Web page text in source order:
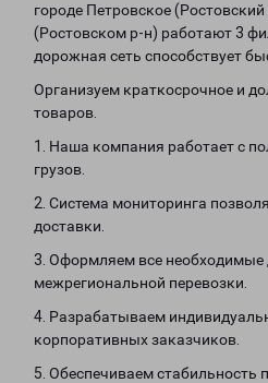
городе Петровское
(Ростовском р-н) работают 3
дорожная сеть способствует
Организуем краткосрочное и
товаров.
1. Наша компания работает с
грузов.
2. Система мониторинга
доставки.
3. Оформляем все необходимые
межрегиональной перевозки.
4. Разрабатываем
корпоративных заказчиков.
5. Обеспечиваем стабильность